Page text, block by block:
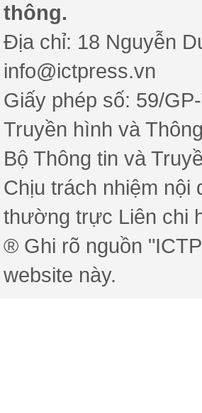
thông.
Địa chỉ: 18 Nguyễn
info@ictpress.vn
Giấy phép số: 59/
Truyền hình và
Bộ Thông tin và
Chịu trách nhiệm nội
thường trực Liên chi
® Ghi rõ nguồn
website này.